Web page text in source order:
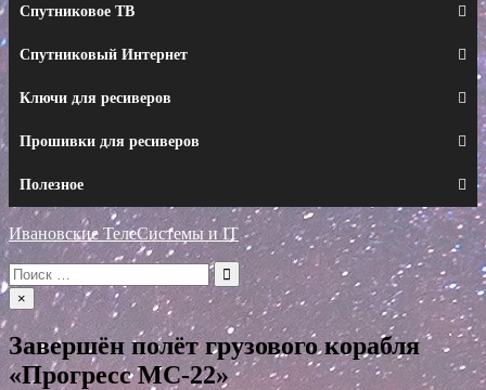
Спутниковое ТВ
Спутниковый Интернет
Ключи для ресиверов
Прошивки для ресиверов
Полезное
Ивановские ТелеСистемы и IT
Искать:
×
Завершён полёт грузового корабля
«Прогресс МС-22»